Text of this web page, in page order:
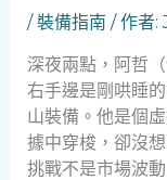
/裝備指南 / 作者:
深夜兩點，阿哲
右手邊是剛哄睡
山裝備。他是個
據中穿梭，卻沒
挑戰不是市場波